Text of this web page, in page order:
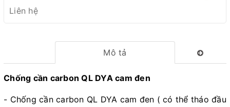
Liên hệ
Mô tả
Chống cần carbon QL DYA cam đen
- Chống cần carbon QL DYA cam đen ( có thể tháo đầu